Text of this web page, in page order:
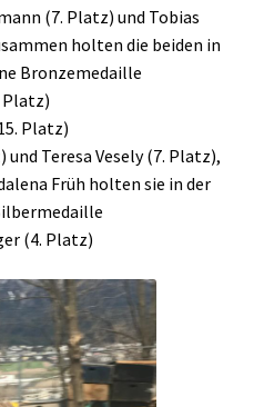
(7. Platz) und Tobias
holten die beiden in
Bronzemedaille
Platz)
Platz)
und Teresa Vesely (7. Platz),
Früh holten sie in der
(4. Platz)